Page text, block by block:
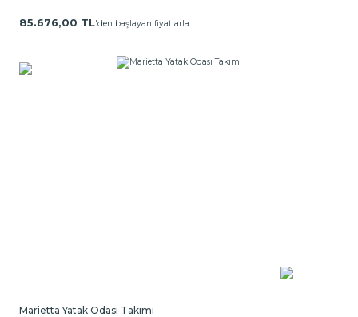
85.676,00 TL'den başlayan fiyatlarla
Marietta Yatak Odası Takımı